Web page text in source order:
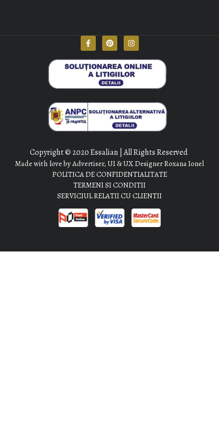
Copyright © 2020 Essalian | All Rights Reserved
Made with love by Advertiser, UI & UX Designer Roxana Ionel
POLITICA DE CONFIDENTIALITATE
TERMENI SI CONDITII
SERVICIUL RELATII CU CLIENTII